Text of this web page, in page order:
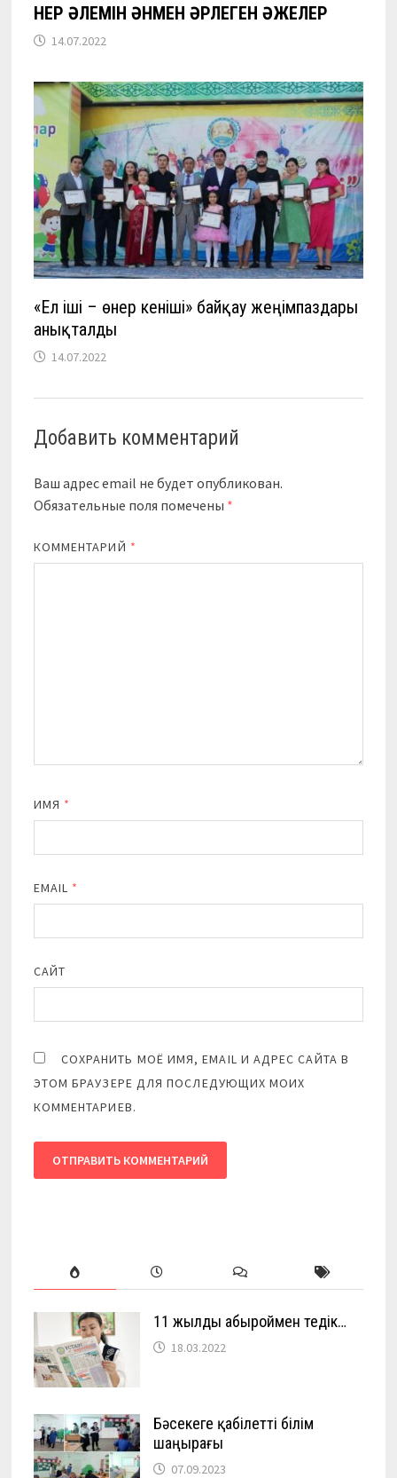
ӨНЕР ӘЛЕМІН ӘНМЕН ӘРЛЕГЕН ӘЖЕЛЕР
14.07.2022
«Ел іші – өнер кеніші» байқау жеңімпаздары
анықталды
14.07.2022
Добавить комментарий
Ваш адрес email не будет опубликован.
Обязательные поля помечены *
КОММЕНТАРИЙ *
ИМЯ *
EMAIL *
САЙТ
СОХРАНИТЬ МОЁ ИМЯ, EMAIL И АДРЕС САЙТА В
ЭТОМ БРАУЗЕРЕ ДЛЯ ПОСЛЕДУЮЩИХ МОИХ
КОММЕНТАРИЕВ.
11 жылды абыроймен өтедік…
18.03.2022
Бәсекеге қабілетті білім
шаңырағы
07.09.2023